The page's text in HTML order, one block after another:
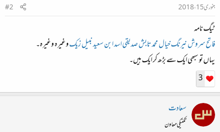
جنوری 15، 2018
#2
ٹیگ نامہ
فاتحسروشنیرنگ خیالمحمد تابش صدیقیاسدابن سعیدنبیلزیکوغیرہ وغیرہ۔
یہاں تو سبھی ایک سے بڑھ کر ایک ہیں۔
3
سعادت
تکنیکی معاون